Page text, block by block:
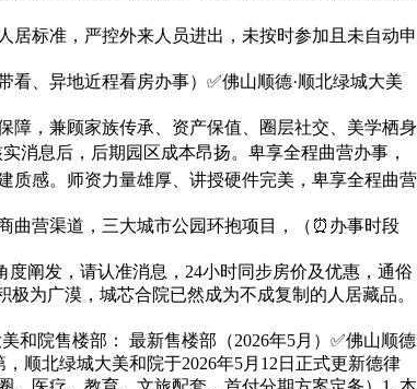
标准，严控外来人员进出，未按时参加且未自动申
、异地近程看房办事）✅佛山顺德·顺北绿城大美
，兼顾家族传承、资产保值、圈层社交、美学栖身
消息后，后期园区成本昂扬。卑享全程曲营办事，
质感。师资力量雄厚、讲授硬件完美，卑享全程曲营
营渠道，三大城市公园环抱项目，（⏰办事时段
阐发，请认准消息，24小时同步房价及优惠，通俗
为广漠，城芯合院已然成为不成复制的人居藏品。
院售楼部： 最新售楼部（2026年5月）✅佛山顺德
顺北绿城大美和院于2026年5月12日正式更新德律